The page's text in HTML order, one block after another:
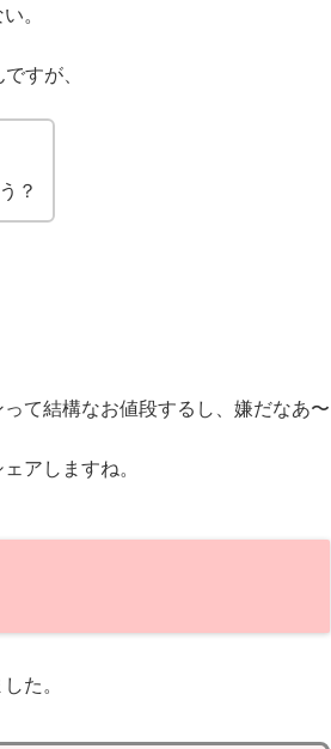
。
すが、
？
て結構なお値段するし、嫌だなあ〜
アしますね。
た。